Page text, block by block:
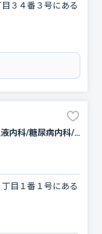
３４番３号にある
内科/呼吸器内科/消化器科/循環器科/血液内科/糖尿病内科/内分泌科/腎臓内科・外科/神経内科/腫瘍内科・外科/外科/心臓血管外科/脳神経外科/整形外科/形成外科/精神科・神経科/リウマチ科/小児科/皮膚科/泌尿器科/産婦人科/眼科/耳鼻咽喉科/放射線科/臨床検査・病理診断/麻酔科
目１番１号にある